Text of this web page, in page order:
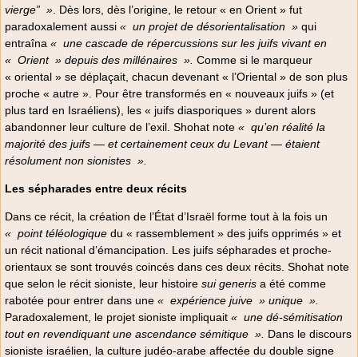
vierge” » . Dès lors, dès l’origine, le retour « en Orient » fut
paradoxalement aussi « un projet de désorientalisation » qui
entraîna « une cascade de répercussions sur les juifs vivant en
« Orient » depuis des millénaires ». Comme si le marqueur
« oriental » se déplaçait, chacun devenant « l’Oriental » de son plus
proche « autre ». Pour être transformés en « nouveaux juifs » (et
plus tard en Israéliens), les « juifs diasporiques » durent alors
abandonner leur culture de l’exil. Shohat note « qu’en réalité la
majorité des juifs — et certainement ceux du Levant — étaient
résolument non sionistes ».
Les sépharades entre deux récits
Dans ce récit, la création de l’État d’Israël forme tout à la fois un
« point téléologique du « rassemblement » des juifs opprimés » et
un récit national d’émancipation. Les juifs sépharades et proche-
orientaux se sont trouvés coincés dans ces deux récits. Shohat note
que selon le récit sioniste, leur histoire sui generis a été comme
rabotée pour entrer dans une « expérience juive » unique ».
Paradoxalement, le projet sioniste impliquait « une dé-sémitisation
tout en revendiquant une ascendance sémitique ». Dans le discours
sioniste israélien, la culture judéo-arabe affectée du double signe